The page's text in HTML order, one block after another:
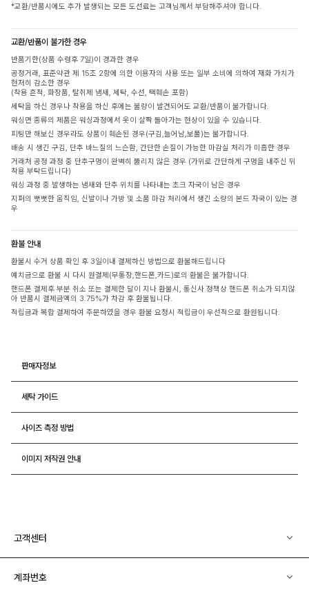
*교환/반품시에도 추가 발생되는 모든 도선료는 고객님께서 부담해주셔야 합니다.
교환/반품이 불가한 경우
반품기한(상품 수령후 7일)이 경과한 경우
공정거래, 표준약관 제 15조 2항에 의한 이용자의 사용 또는 일부 소비에 의하여 재화 가치가
현저히 감소한 경우
(착용 흔적, 화장품, 탈취제 냄새, 세탁, 수선, 택훼손 포함)
세탁을 하신 경우나 착용을 하신 후에는 불량이 발견되어도 교환/반품이 불가합니다.
워싱면 종류의 제품은 워싱과정에서 옷이 살짝 돌아가는 현상이 있을 수 있습니다.
피팅만 해보신 경우라도 상품이 훼손된 경우(구김,늘어남,보풀)는 불가합니다.
배송 시 생긴 구김, 단추 바느질의 느슨함, 간단한 손질이 가능한 마감실 처리가 미흡한 경우
거래처 공정 과정 중 단추구멍이 완벽히 뚫리지 않은 경우 (가위로 간단하게 구멍을 내주신 뒤
착용 부탁드립니다)
워싱 과정 중 발생하는 냄새와 단추 위치를 나타내는 초크 자국이 남은 경우
지퍼의 뻣뻣한 움직임, 신발이나 가방 및 소품 마감 처리에서 생긴 소량의 본드 자국이 있는 경
우
환불 안내
환불시 수거 상품 확인 후 3일이내 결제하신 방법으로 환불해드립니다
예치금으로 환불 시 다시 원결제(무통장,핸드폰,카드)로의 환불은 불가합니다.
핸드폰 결제후 부분 취소 또는 결제한 달이 지나 환불시, 통신사 정책상 핸드폰 취소가 되지않
아 반품시 결제금액의 3.75%가 차감 후 환불됩니다.
적립금과 복합 결제하여 주문하였을 경우 환불 요청시 적립금이 우선적으로 환원됩니다.
판매자정보
세탁 가이드
사이즈 측정 방법
이미지 저작권 안내
고객센터
계좌번호